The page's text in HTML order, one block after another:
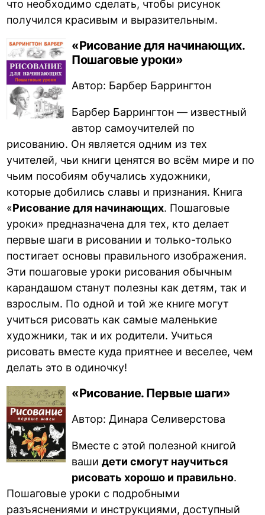
что необходимо сделать, чтобы рисунок
получился красивым и выразительным.
«Рисование для начинающих.
Пошаговые уроки»
Автор: Барбер Баррингтон
Барбер Баррингтон — известный
автор самоучителей по
рисованию. Он является одним из тех
учителей, чьи книги ценятся во всём мире и по
чьим пособиям обучались художники,
которые добились славы и признания. Книга
«Рисование для начинающих. Пошаговые
уроки» предназначена для тех, кто делает
первые шаги в рисовании и только-только
постигает основы правильного изображения.
Эти пошаговые уроки рисования обычным
карандашом станут полезны как детям, так и
взрослым. По одной и той же книге могут
учиться рисовать как самые маленькие
художники, так и их родители. Учиться
рисовать вместе куда приятнее и веселее, чем
делать это в одиночку!
«Рисование. Первые шаги»
Автор: Динара Селиверстова
Вместе с этой полезной книгой
вашидети смогут научиться
рисовать хорошо и правильно.
Пошаговые уроки с подробными
разъяснениями и инструкциями, доступный